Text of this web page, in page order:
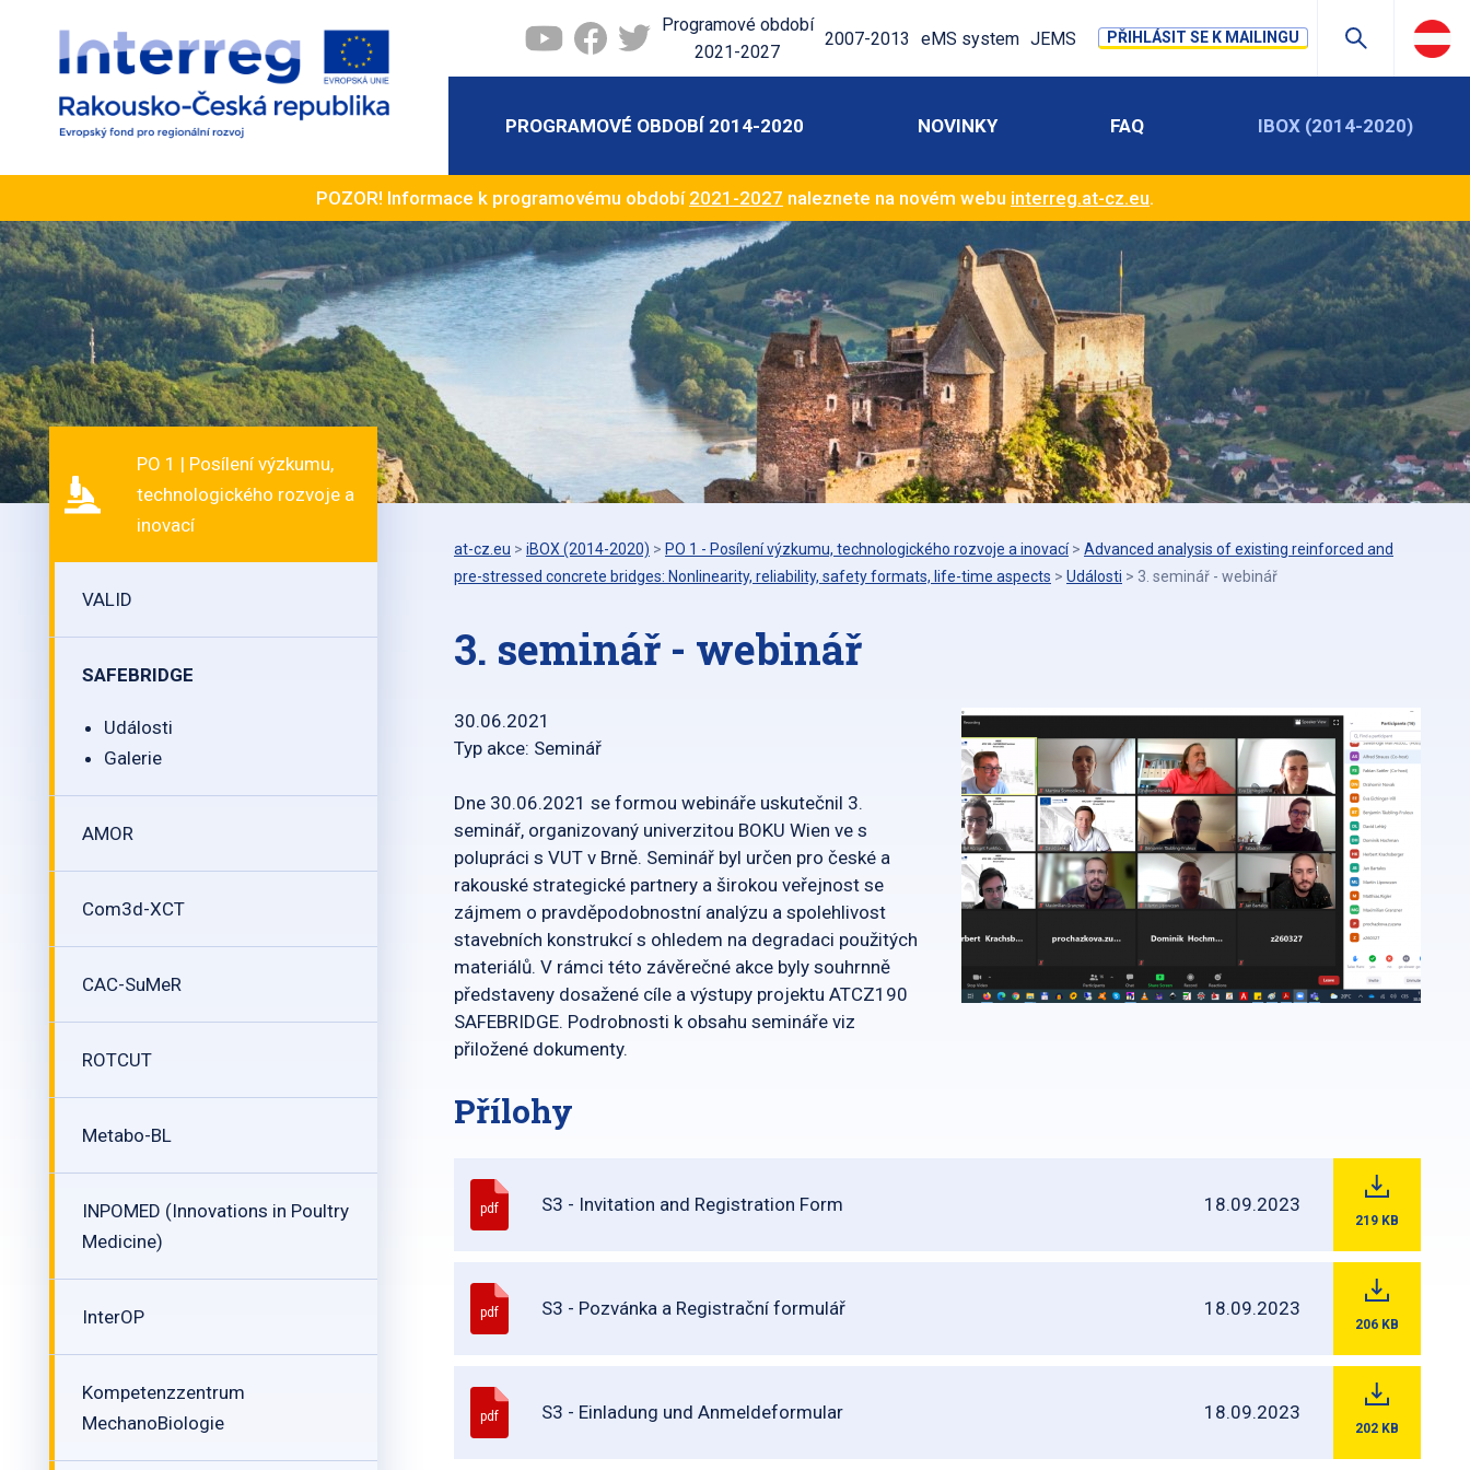
Programové období
2021-2027
2007-2013 eMS system JEMS PŘIHLÁSIT SE K MAILINGU
PROGRAMOVÉ OBDOBÍ 2014-2020 NOVINKY FAQ IBOX (2014-2020)
POZOR! Informace k programovému období 2021-2027 naleznete na novém webu interreg.at-cz.eu.
PO 1 | Posílení výzkumu,
technologického rozvoje a
inovací
VALID
SAFEBRIDGE
Události
Galerie
AMOR
Com3d-XCT
CAC-SuMeR
ROTCUT
Metabo-BL
INPOMED (Innovations in Poultry
Medicine)
InterOP
Kompetenzzentrum
MechanoBiologie
at-cz.eu > iBOX (2014-2020) > PO 1 - Posílení výzkumu, technologického rozvoje a inovací > Advanced analysis of existing reinforced and
pre-stressed concrete bridges: Nonlinearity, reliability, safety formats, life-time aspects > Události > 3. seminář - webinář
3. seminář - webinář
30.06.2021
Typ akce: Seminář
Dne 30.06.2021 se formou webináře uskutečnil 3.
seminář, organizovaný univerzitou BOKU Wien ve s
polupráci s VUT v Brně. Seminář byl určen pro české a
rakouské strategické partnery a širokou veřejnost se
zájmem o pravděpodobnostní analýzu a spolehlivost
stavebních konstrukcí s ohledem na degradaci použitých
materiálů. V rámci této závěrečné akce byly souhrnně
představeny dosažené cíle a výstupy projektu ATCZ190
SAFEBRIDGE. Podrobnosti k obsahu semináře viz
přiložené dokumenty.
Přílohy
pdf S3 - Invitation and Registration Form 18.09.2023
219 KB
pdf S3 - Pozvánka a Registrační formulář 18.09.2023
206 KB
pdf S3 - Einladung und Anmeldeformular 18.09.2023
202 KB